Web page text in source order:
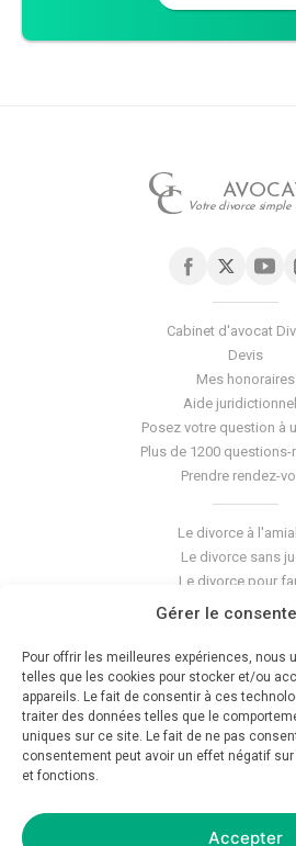
Gérer le
Pour offrir les meilleures expériences, nous
telles que les cookies pour stocker et/ou
appareils. Le fait de consentir à ces
traiter des données telles que le
uniques sur ce site. Le fait de ne pas
consentement peut avoir un effet négatif
et fonctions.
Accepter
Votre divorce
Cabinet d'avocat
Devis
Mes honoraires
Aide
Posez votre question à
Plus de 1200
Prendre rendez-
Le divorce à
Le divorce sans
Le divorce pour
Le divorce
La séparation de
Les violences
Le blog du
Glossaire
Déontologie